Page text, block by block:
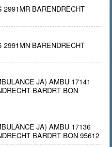
2991MR BARENDRECHT
2991MN BARENDRECHT
JA) AMBU 17141
BARDRT BON
JA) AMBU 17136
BARDRT BON 95612